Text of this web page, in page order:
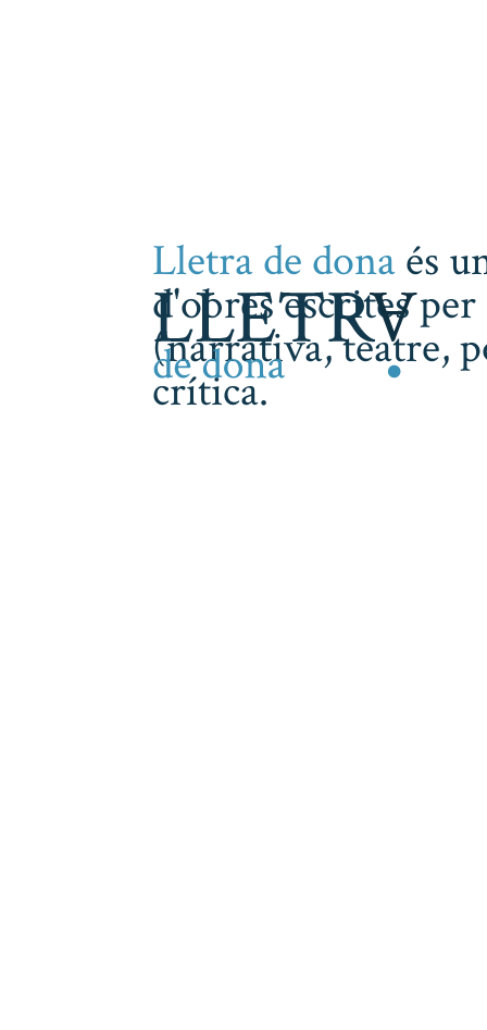
Lletra de donaés
d'obres escrites
(narrativa, teatre,
crítica.